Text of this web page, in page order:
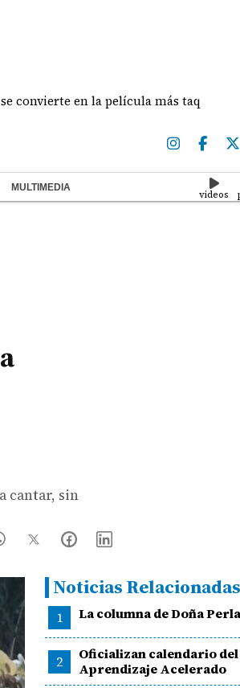
película más taquillera de 2026
MULTIMEDIA
videos
cantar, sin
Noticias Relacionadas
1 La columna de Doña Perla
2
Oficializan calendario
Aprendizaje Acelerado